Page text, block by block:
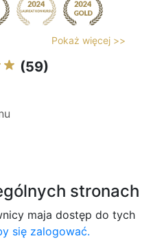
Pokaż więcej >>
(59)
stronach
maja dostęp do tych
się zalogować.